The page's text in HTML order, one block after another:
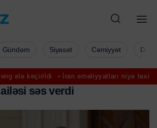
İran əməliyyatları niyə təxirə salındı? Yeni
Gündəm Siyasət Cəmiyyət
ailəsi səs verdi